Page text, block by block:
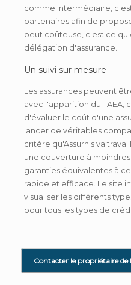
comme intermédiaire,
partenaires afin de
peut coûteuse, c'est ce
délégation d'assurance.
Un suivi sur mesure
Les assurances peuvent
avec l'apparition du TAEA,
d'évaluer le coût d'une
lancer de véritables
critère qu'Assurnis va
une couverture à
garanties équivalentes à
rapide et efficace. Le site
visualiser les différents
pour tous les types de
Contacter le propriétaire de